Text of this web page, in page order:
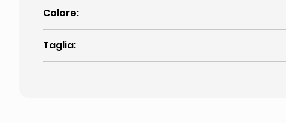
Colore:
Taglia: